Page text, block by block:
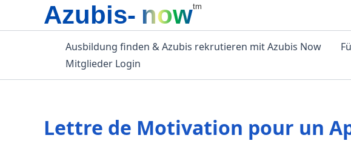
Azubis- nowtm
Ausbildung finden & Azubis rekrutieren mit Azubis Now
Mitglieder Login
Lettre de Motivation pour un